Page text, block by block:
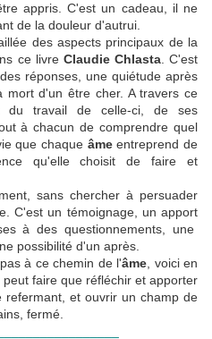
appris. C'est un cadeau, il ne
de la douleur d'autrui.
des aspects principaux de la
ce livre Claudie Chlasta. C'est
réponses, une quiétude après
mort d'un être cher. A travers ce
du travail de celle-ci, de ses
à chacun de comprendre quel
que chaque âmeentreprend de
qu'elle choisit de faire et
sans chercher à persuader
C'est un témoignage, un apport
à des questionnements, une
possibilité d'un après.
à ce chemin de l'âme , voici en
faire que réfléchir et apporter
refermant, et ouvrir un champ de
fermé.